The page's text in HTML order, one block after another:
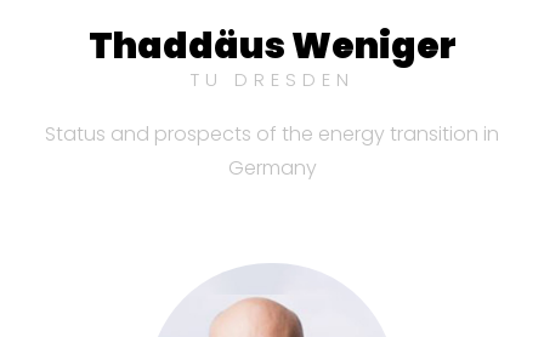
Thaddäus Weniger
TU DRESDEN
Status and prospects of the energy transition in
Germany